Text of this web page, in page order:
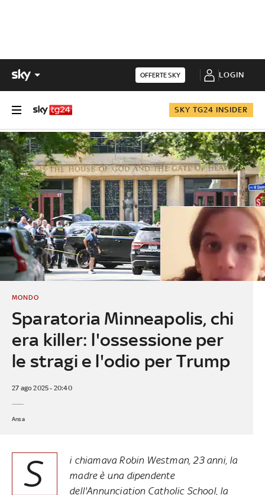
OFFERTE SKY LOGIN
SKY TG24 INSIDER
Sparatoria Minneapolis, chi
era killer: l'ossessione per
le stragi e l'odio per Trump
MONDO
27 ago 2025 - 20:40
Ansa
S
i chiamava Robin Westman, 23 anni, la
madre è una dipendente
dell'Annunciation Catholic School, la